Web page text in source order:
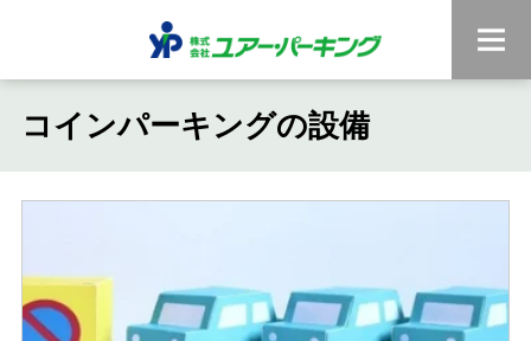
コインパーキングの設備